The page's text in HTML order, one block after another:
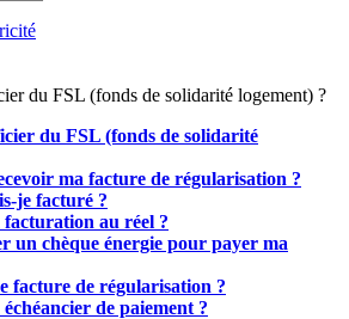
du FSL (fonds de solidarité logement) ?
du FSL (fonds de solidarité
ma facture de régularisation ?
je facturé ?
facturation au réel ?
un chèque énergie pour payer ma
facture de régularisation ?
échéancier de paiement ?